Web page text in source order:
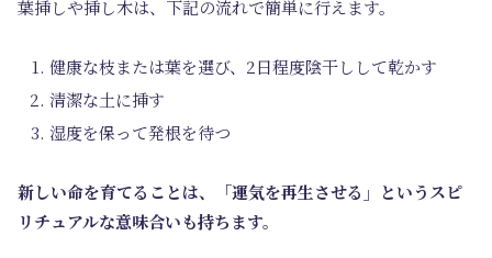
葉挿しや挿し木は、下記の流れで簡単に行えます。
健康な枝または葉を選び、2日程度陰干しして乾かす
清潔な土に挿す
湿度を保って発根を待つ
新しい命を育てることは、「運気を再生させる」というスピ
リチュアルな意味合いも持ちます。